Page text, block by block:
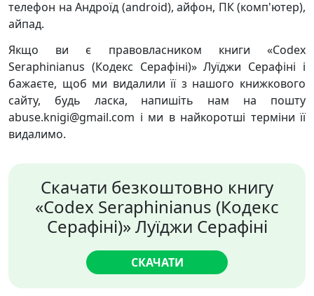
телефон на Андроїд (android), айфон, ПК (комп'ютер),
айпад.
Якщо ви є правовласником книги «Codex
Seraphinianus (Кодекс Серафіні)» Луїджи Серафіні і
бажаєте, щоб ми видалили її з нашого книжкового
сайту, будь ласка, напишіть нам на пошту
abuse.knigi@gmail.com і ми в найкоротші терміни її
видалимо.
Скачати безкоштовно книгу
«Codex Seraphinianus (Кодекс
Серафіні)» Луїджи Серафіні
СКАЧАТИ